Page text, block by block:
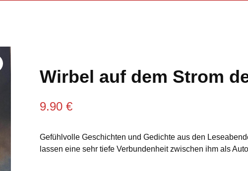
Wirbel auf dem Strom
9.90€
Gefühlvolle Geschichten und Gedichte aus den
lassen eine sehr tiefe Verbundenheit zwischen ihm als